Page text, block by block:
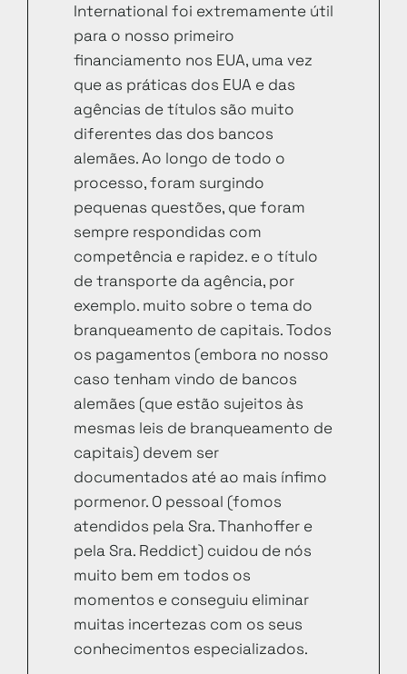
International foi extremamente útil
para o nosso primeiro
financiamento nos EUA, uma vez
que as práticas dos EUA e das
agências de títulos são muito
diferentes das dos bancos
alemães. Ao longo de todo o
processo, foram surgindo
pequenas questões, que foram
sempre respondidas com
competência e rapidez. e o título
de transporte da agência, por
exemplo. muito sobre o tema do
branqueamento de capitais. Todos
os pagamentos (embora no nosso
caso tenham vindo de bancos
alemães (que estão sujeitos às
mesmas leis de branqueamento de
capitais) devem ser
documentados até ao mais ínfimo
pormenor. O pessoal (fomos
atendidos pela Sra. Thanhoffer e
pela Sra. Reddict) cuidou de nós
muito bem em todos os
momentos e conseguiu eliminar
muitas incertezas com os seus
conhecimentos especializados.